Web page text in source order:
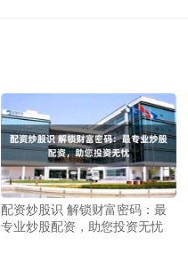
配资炒股识 解锁财富密码：最
专业炒股配资，助您投资无忧